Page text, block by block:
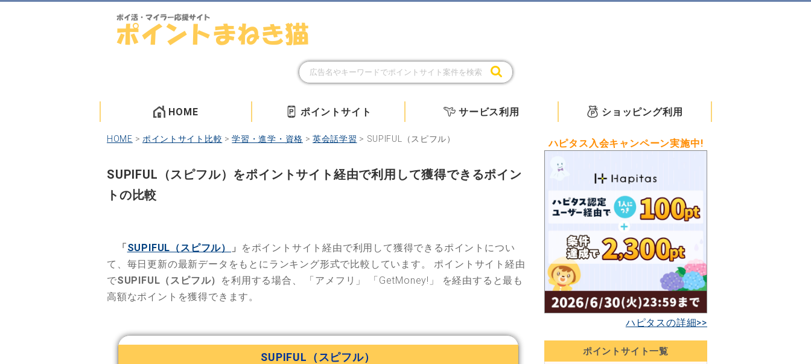
HOME ポイントサイト サービス利用 ショッピング利用
HOME > ポイントサイト比較 >学習・進学・資格 >英会話学習 > SUPIFUL（スピフル）
SUPIFUL（スピフル）をポイントサイト経由で利用して獲得できるポイン
トの比較
「SUPIFUL（スピフル） 」
をポイントサイト経由で利用して獲得できるポイントについ
て、毎日更新の最新データをもとにランキング形式で比較しています。 ポイントサイト経由
でSUPIFUL（スピフル） を利用する場合、 「アメフリ」 「GetMoney!」
を経由すると最も
高額なポイントを獲得できます。
SUPIFUL（スピフル）
ハピタス入会キャンペーン実施中!
ハピタスの詳細>>
ポイントサイト一覧